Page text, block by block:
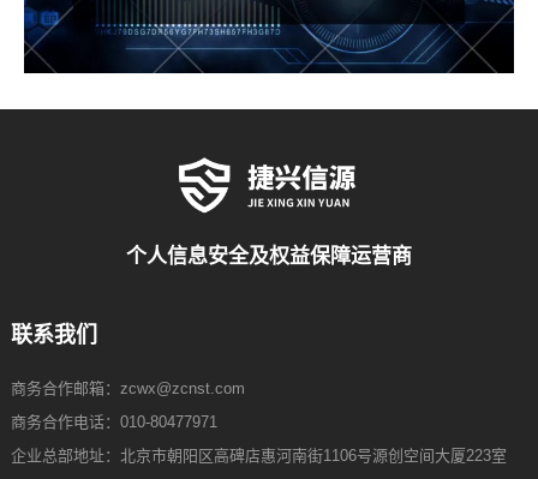
个人信息安全及权益保障运营商
联系我们
商务合作邮箱：zcwx@zcnst.com
商务合作电话：010-80477971
企业总部地址：北京市朝阳区高碑店惠河南街1106号源创空间大厦223室